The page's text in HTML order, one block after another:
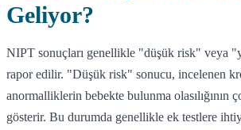
Geliyor?
NIPT sonuçları genellikle "düşük risk" veya
rapor edilir. "Düşük risk" sonucu, incelenen
anormalliklerin bebekte bulunma olasılığının
gösterir. Bu durumda genellikle ek testlere